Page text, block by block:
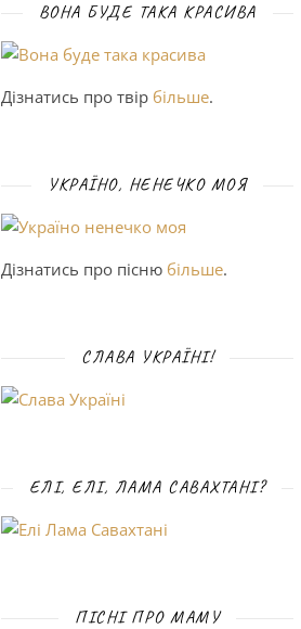
ВОНА БУДЕ ТАКА КРАСИВА
Дізнатись про твір більше.
УКРАЇНО, НЕНЕЧКО МОЯ
Дізнатись про пісню більше.
СЛАВА УКРАЇНІ!
ЕЛІ, ЕЛІ, ЛАМА САВАХТАНІ?
ПІСНІ ПРО МАМУ